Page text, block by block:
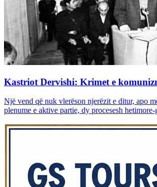
Kastriot Dervishi: Krimet e
Një vend që nuk vlerëson njerëzit e ditur, apo
plenume e aktive partie, dy procesesh